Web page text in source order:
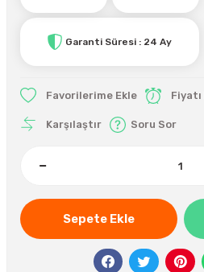
Garanti Süresi : 24 Ay
Karşılaştır Soru Sor
Sepete Ekle